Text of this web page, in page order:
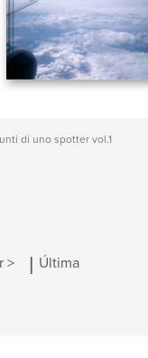
di uno spotter vol.1
> | Última